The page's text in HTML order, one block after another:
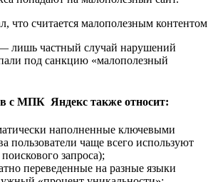
лишь частный случай нарушений
под санкцию «малополезный
с МПК Яндекс также относит:
наполненные ключевыми
пользователи чаще всего используют
запроса);
переведенные на разные языки